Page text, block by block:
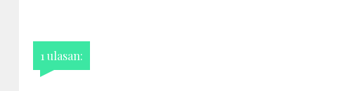
1 ulasan: